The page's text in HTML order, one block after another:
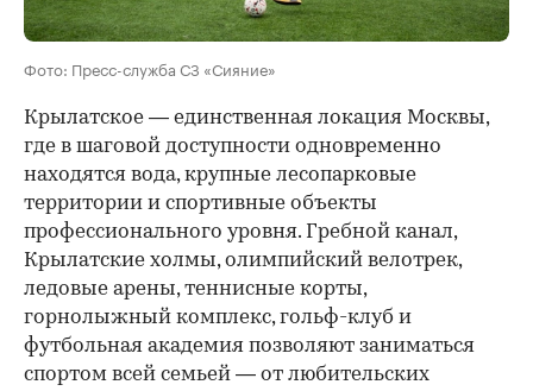
Фото: Пресс-служба СЗ «Сияние»
Крылатское — единственная локация Москвы,
где в шаговой доступности одновременно
находятся вода, крупные лесопарковые
территории и спортивные объекты
профессионального уровня. Гребной канал,
Крылатские холмы, олимпийский велотрек,
ледовые арены, теннисные корты,
горнолыжный комплекс, гольф-клуб и
футбольная академия позволяют заниматься
спортом всей семьей — от любительских